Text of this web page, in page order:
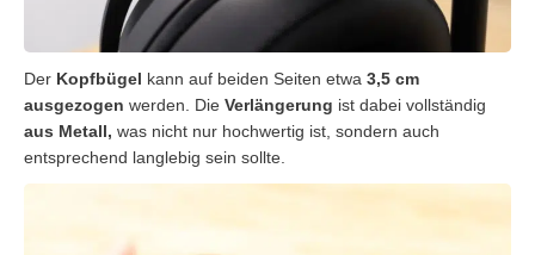
Der Kopfbügel kann auf beiden Seiten etwa 3,5 cm
ausgezogen werden. Die Verlängerung ist dabei vollständig
aus Metall, was nicht nur hochwertig ist, sondern auch
entsprechend langlebig sein sollte.